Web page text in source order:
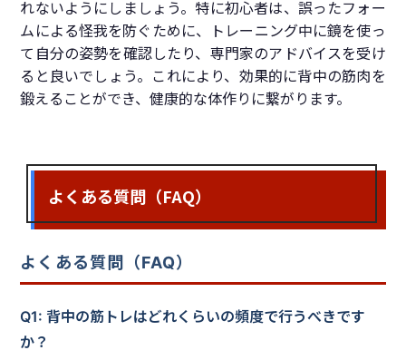
れないようにしましょう。特に初心者は、誤ったフォー
ムによる怪我を防ぐために、トレーニング中に鏡を使っ
て自分の姿勢を確認したり、専門家のアドバイスを受け
ると良いでしょう。これにより、効果的に背中の筋肉を
鍛えることができ、健康的な体作りに繋がります。
よくある質問（FAQ）
よくある質問（FAQ）
Q1: 背中の筋トレはどれくらいの頻度で行うべきです
か？